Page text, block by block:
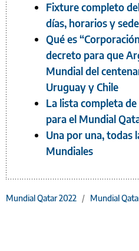
Fixture completo
días, horarios y
Qué es
decreto para que
Mundial del
Uruguay y Chile
La lista completa
para el Mundial
Una por una, todas
Mundiales
Mundial Qatar 2022 / Mundial